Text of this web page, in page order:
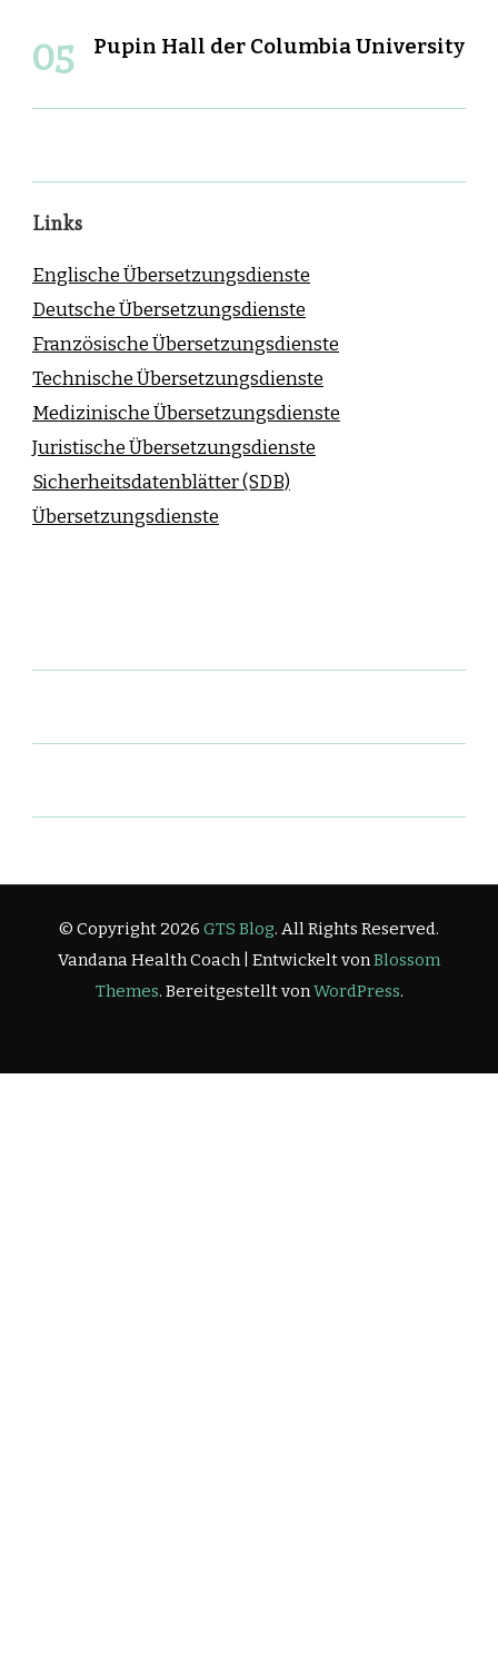
Pupin Hall der Columbia University
Links
Englische Übersetzungsdienste
Deutsche Übersetzungsdienste
Französische Übersetzungsdienste
Technische Übersetzungsdienste
Medizinische Übersetzungsdienste
Juristische Übersetzungsdienste
Sicherheitsdatenblätter (SDB)
Übersetzungsdienste
© Copyright 2026 GTS Blog. All Rights Reserved.
Vandana Health Coach | Entwickelt vonBlossom
Themes. Bereitgestellt vonWordPress.